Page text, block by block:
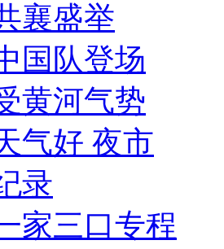
襄盛举
国队登场
黄河气势
气好 夜市
录
家三口专程